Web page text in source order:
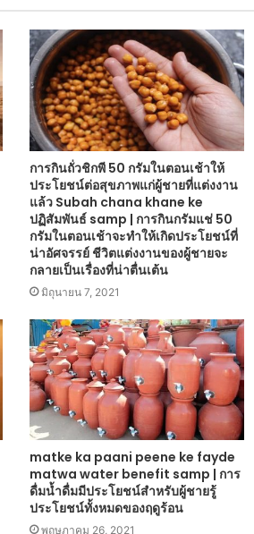
การกินถั่วชิกพี 50 กรัมในตอนเช้าให้
ประโยชน์ต่อสุขภาพแก่ผู้ชายที่แต่งงาน
แล้ว Subah chana khane ke
ปฏิสัมพันธ์ samp | การกินกรัมแช่ 50
กรัมในตอนเช้าจะทำให้เกิดประโยชน์ที่
น่าอัศจรรย์ ชีวิตแต่งงานของผู้ชายจะ
กลายเป็นเรื่องที่น่าตื่นเต้น
มิถุนายน 7, 2021
matke ka paani peene ke fayde
matwa water benefit samp | การ
ดื่มน้ำดื่มมีประโยชน์สำหรับผู้ชายรู้
ประโยชน์ทั้งหมดของฤดูร้อน
พฤษภาคม 26, 2021